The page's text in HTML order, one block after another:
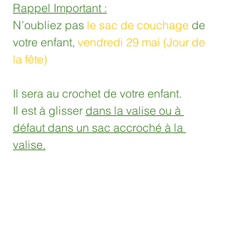
Rappel Important :
N’oubliez pas le sac de couchage de
votre enfant, vendredi 29 mai (Jour de
la fête)
Il sera au crochet de votre enfant.
Il est à glisser dans la valise ou à
défaut dans un sac accroché à la
valise.